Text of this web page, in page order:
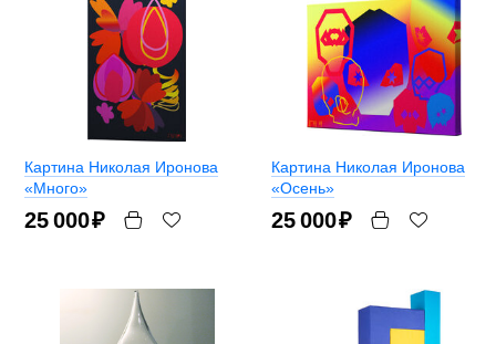
Картина Николая Иронова
«Много»
25 000₽
Картина Николая Иронова
«Осень»
25 000₽